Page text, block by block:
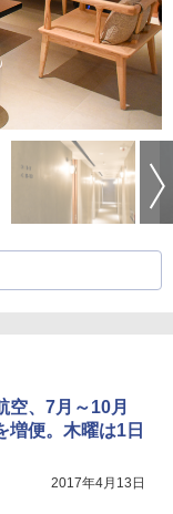
空、7月～10月
増便。木曜は1日
2017年4月13日